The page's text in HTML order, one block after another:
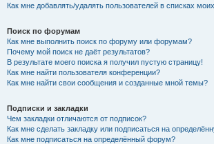
Как мне добавлять/удалять пользователей в списках
Поиск по форумам
Как мне выполнить поиск по форуму или форумам?
Почему мой поиск не даёт результатов?
В результате моего поиска я получил пустую страницу!
Как мне найти пользователя конференции?
Как мне найти свои сообщения и созданные мной темы?
Подписки и закладки
Чем закладки отличаются от подписок?
Как мне сделать закладку или подписаться на
Как мне подписаться на определённый форум?